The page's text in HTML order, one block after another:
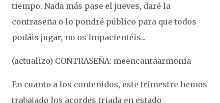
tiempo. Nada más pase el jueves, daré la
contraseña o lo pondré público para que todos
podáis jugar, no os impacientéis...
(actualizo) CONTRASEÑA: meencantaarmonia
En cuanto a los contenidos, este trimestre hemos
trabajado los acordes triada en estado